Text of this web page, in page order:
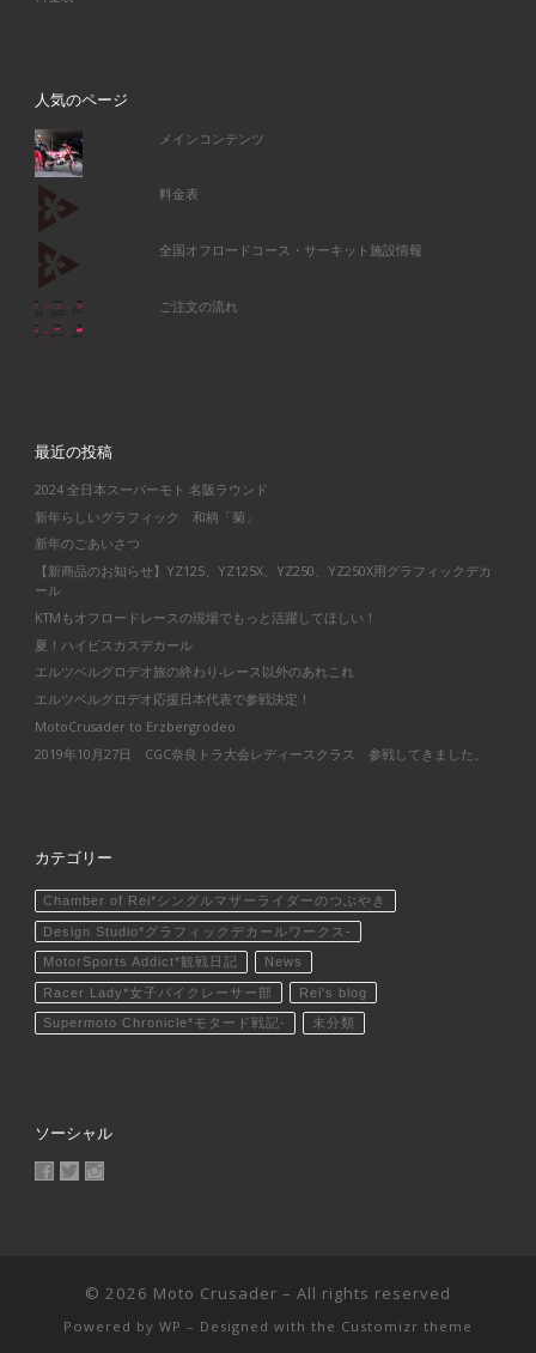
人気のページ
メインコンテンツ
料金表
全国オフロードコース・サーキット施設情報
ご注文の流れ
最近の投稿
2024 全日本スーパーモト 名阪ラウンド
新年らしいグラフィック 和柄「菊」
新年のごあいさつ
【新商品のお知らせ】YZ125、YZ125X、YZ250、YZ250X用グラフィックデカ
ール
KTMもオフロードレースの現場でもっと活躍してほしい！
夏！ハイビスカスデカール
エルツベルグロデオ旅の終わり-レース以外のあれこれ
エルツベルグロデオ応援日本代表で参戦決定！
MotoCrusader to Erzbergrodeo
2019年10月27日 CGC奈良トラ大会レディースクラス 参戦してきました。
カテゴリー
Chamber of Rei*シングルマザーライダーのつぶやき
Design Studio*グラフィックデカールワークス-
MotorSports Addict*観戦日記 News
Racer Lady*女子バイクレーサー部 Rei's blog
Supermoto Chronicle*モタード戦記- 未分類
ソーシャル
MotoCrusader さんのプロフィールを Facebook で表示
@MotoCrusader さんのプロフィールを Twitter で表示
© 2026 Moto Crusader – All rights reserved
Powered by WP – Designed with the Customizr theme